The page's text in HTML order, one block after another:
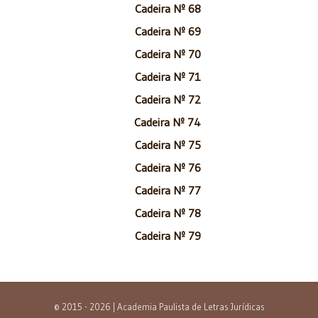
Cadeira Nº 68
Cadeira Nº 69
Cadeira Nº 70
Cadeira Nº 71
Cadeira Nº 72
Cadeira Nº 74
Cadeira Nº 75
Cadeira Nº 76
Cadeira Nº 77
Cadeira Nº 78
Cadeira Nº 79
© 2015 - 2026 | Academia Paulista de Letras Jurídicas